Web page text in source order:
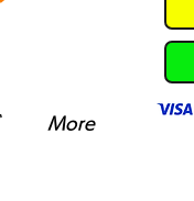
More